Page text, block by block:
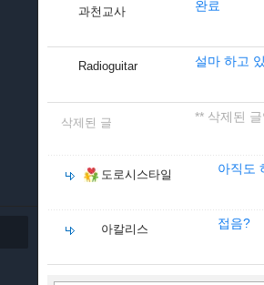
과천교사 완료
Radioguitar 설마 하고
삭제된 글 ** 삭제된
도로시스타일 아직도
아칼리스 접음?